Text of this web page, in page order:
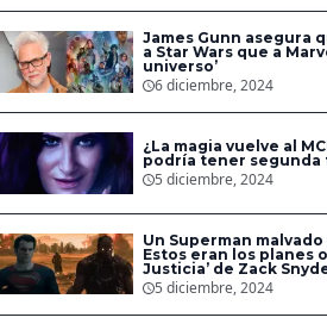
James Gunn asegura
a Star Wars que a
universo’
6 diciembre, 2024
¿La magia vuelve al
podría tener segunda
5 diciembre, 2024
Un Superman
Estos eran los planes
Justicia’ de Zack
5 diciembre, 2024